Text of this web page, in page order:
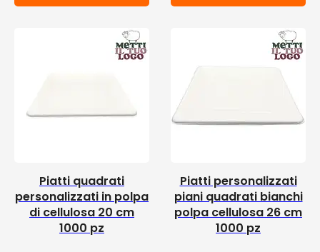
Piatti quadrati
personalizzati in polpa
di cellulosa 20 cm
1000 pz
Piatti personalizzati
piani quadrati bianchi
polpa cellulosa 26 cm
1000 pz